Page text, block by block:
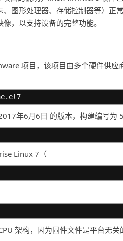
、图形处理器、存储控制器等）正
，以支持设备的完整功能。
项目，该项目由多个硬件供应
年6月6日 的版本，构建编号为
Linux 7（
架构，因为固件文件是平台无关